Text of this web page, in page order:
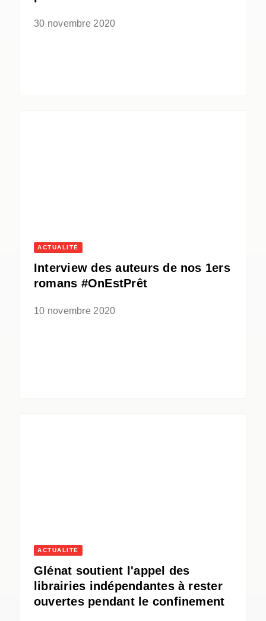
30 novembre 2020
ACTUALITÉ
Interview des auteurs de nos 1ers
romans #OnEstPrêt
10 novembre 2020
ACTUALITÉ
Glénat soutient l'appel des
librairies indépendantes à rester
ouvertes pendant le confinement